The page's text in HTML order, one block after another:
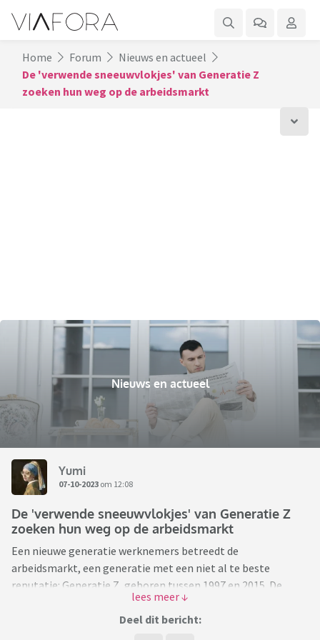
Home Forum
Nieuws en actueel
De 'verwende sneeuwvlokjes' van Generatie Z
zoeken hun weg op de arbeidsmarkt
Nieuws en actueel
Yumi
07-10-2023 om 12:08
De 'verwende sneeuwvlokjes' van Generatie Z
zoeken hun weg op de arbeidsmarkt
Een nieuwe generatie werknemers betreedt de
arbeidsmarkt, een generatie met een niet al te beste
reputatie: Generatie Z, geboren tussen 1997 en 2015. De
jongeren zouden verwend zijn en weinig weerbaar. Met
spottende bijnamen als 'sneeuwvlokjes' en
Deel dit bericht: